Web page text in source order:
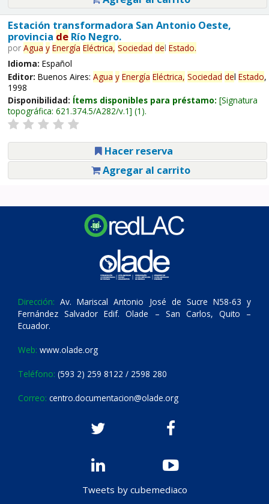
Estación transformadora San Antonio Oeste,
provincia deRío Negro.
por Agua y Energía Eléctrica, Sociedad del Estado.
Idioma: Español
Editor: Buenos Aires: Agua y Energía Eléctrica, Sociedad del Estado,
1998
Disponibilidad: Ítems disponibles para préstamo: Signatura
topográfica: 621.374.5/A282/v.1 (1).
Hacer reserva
Agregar al carrito
Dirección: Av. Mariscal Antonio José de Sucre N58-63 y
Fernández Salvador Edif. Olade – San Carlos, Quito –
Ecuador.
Web: www.olade.org
Teléfono: (593 2) 259 8122 / 2598 280
Correo: centro.documentacion@olade.org
Tweets by cubemediaco